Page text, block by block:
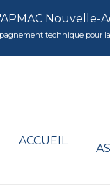
Nouvelle-
technique pour
ACCUEIL